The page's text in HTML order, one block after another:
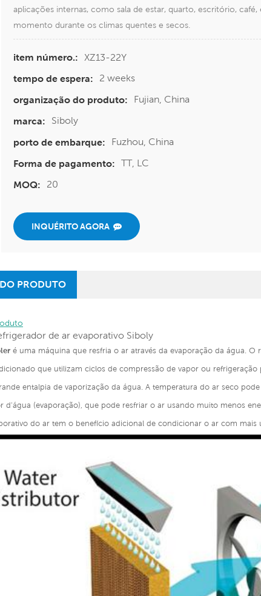
aplicações internas, como sala de estar, quarto, escritório,
momento durante os climas quentes e secos.
item número.:
XZ13-22Y
tempo de espera:
2 weeks
organização do produto:
Fujian, China
marca:
Siboly
porto de embarque:
Fuzhou, China
Forma de pagamento: TT, LC
MOQ:
20
INQUÉRITO AGORA
PRODUTO
de ar evaporativo Siboly
é uma máquina que resfria o ar através da evaporação da água.
que utilizam ciclos de compressão de vapor ou
entalpia de vaporização da água. A temperatura do ar seco
d'água (evaporação), que pode resfriar o ar usando muito menos
do ar tem o benefício adicional de condicionar o ar com